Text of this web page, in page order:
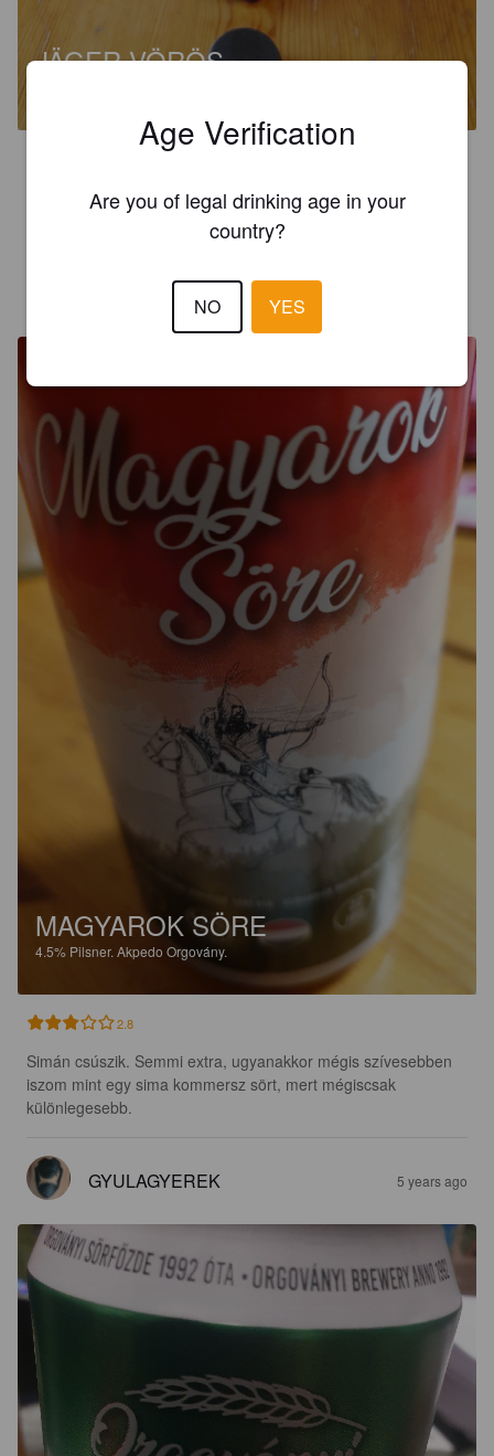
JÄGER VÖRÖS
Malátás édeskés, de ugyanakkor savanykás ital. Egy barátom
barátja adta ajcsiba! Köszönöm Sipi!
GYULAGYEREK
MAGYAROK SÖRE
4.5% Pilsner. Akpedo Orgovány.
2.8
Simán csúszik. Semmi extra, ugyanakkor mégis szívesebben
iszom mint egy sima kommersz sört, mert mégiscsak
különlegesebb.
GYULAGYEREK 5 years ago
Age Verification
Are you of legal drinking age in your
country?
NO YES